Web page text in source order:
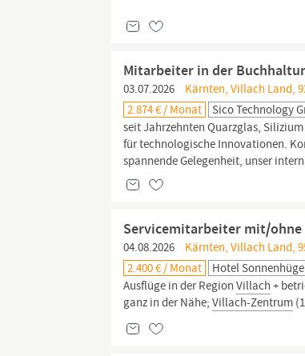
Mitarbeiter in der
03.07.2026
Kärnten, Villach Land,
2.874 € / Monat
Sico Technology
seit Jahrzehnten Quarzglas,
für technologische Innovationen.
spannende Gelegenheit, unser
Servicemitarbeiter mit/ohne
04.08.2026
Kärnten, Villach Land,
2.400 € / Monat
Hotel
Ausflüge in der RegionVillach +
ganz in der Nähe;Villach-Zentrum